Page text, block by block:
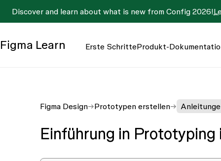
Discover and learn about what is new from Config 2026!
Figma Learn Erste SchritteProdukt-
Figma Design Prototypen erstellen
Einführung in Prototyping